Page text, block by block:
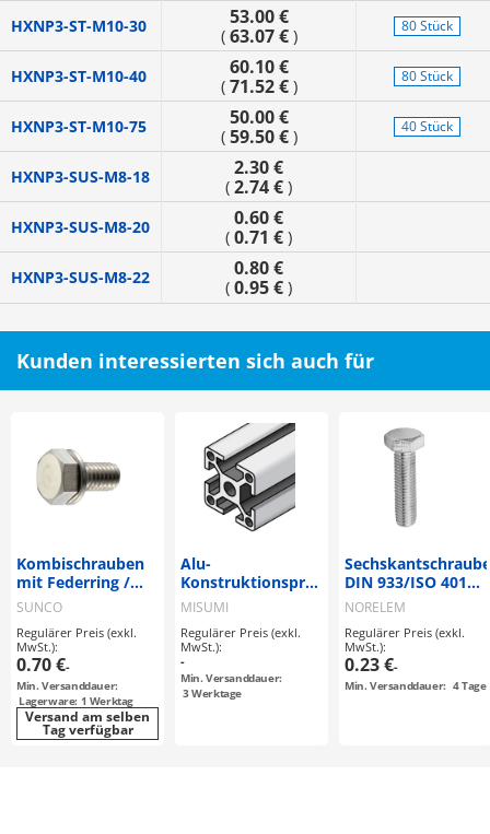
HXNP3-ST-M10-30 53.00 €
( 63.07 €) 80 Stück
HXNP3-ST-M10-40 60.10 €
( 71.52 €) 80 Stück
HXNP3-ST-M10-75 50.00 €
( 59.50 €) 40 Stück
HXNP3-SUS-M8-18 2.30 €
( 2.74 € )
HXNP3-SUS-M8-20 0.60 €
( 0.71 € )
HXNP3-SUS-M8-22 0.80 €
( 0.95 € )
Kunden interessierten sich auch für
Kombischrauben
mit Federring /
HXNBT2 /
Sechskant
SUNCO
Regulärer Preis (exkl.
MwSt.):
0.70 €-
Min. Versanddauer:
Lagerware: 1 Werktag
Versand am selben
Tag verfügbar
Alu-
Konstruktionsprofile
/ Serie 8, GFS□-□,
KGFS□-□, KHFS□-□,
KHFSB□-□ /
Aluminium
extrudiert /
MISUMI
Regulärer Preis (exkl.
MwSt.):
-
Min. Versanddauer:
3Werktage
DIN 933/ISO 4017,
Edelstahl (07171)
NORELEM
Regulärer Preis (exkl.
MwSt.):
0.23 €-
Min. Versanddauer: 4Tage